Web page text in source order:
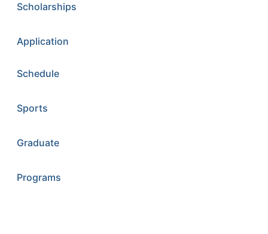
Scholarships
Application
Schedule
Sports
Graduate
Programs